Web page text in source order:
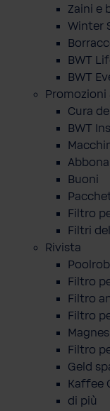
Zaini e
Winter
BWT
BWT
Promozioni
Cura
BWT
Buoni
Filtro
Filtri
Rivista
Filtro
Filtro
Filtro
Filtro
Geld
Kaffee
di più